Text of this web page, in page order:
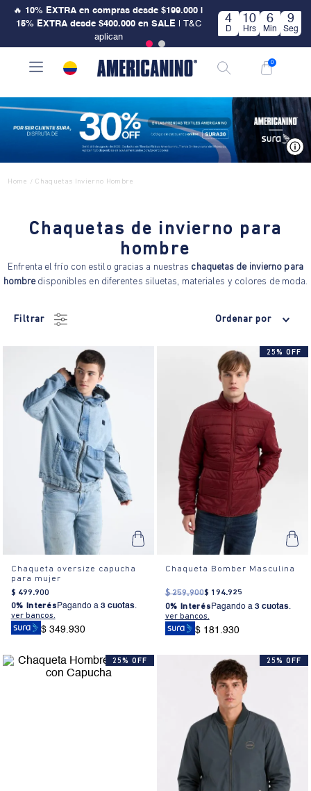
🔥 10% EXTRA en compras desde $199.000 |
15% EXTRA desde $400.000 en SALE| T&C
aplican
4
D
10
Hrs
6
Min
9
Seg
0
Home / Chaquetas Invierno Hombre
Chaquetas de invierno para
hombre
Enfrenta el frío con estilo gracias a nuestras chaquetas de invierno para
hombredisponibles en diferentes siluetas, materiales y colores de moda.
Filtrar Ordenar por
Chaqueta oversize capucha
para mujer
$ 499.900
0% Interés Pagando a 3 cuotas.
ver bancos.
$ 349.930
25% OFF
Chaqueta Bomber Masculina
$ 259.900$ 194.925
0% Interés Pagando a 3 cuotas.
ver bancos.
$ 181.930
25% OFF 25% OFF